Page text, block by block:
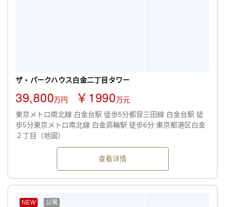
ザ・パークハウス白金二丁目タワー
39,800万円 ￥1990万元
東京メトロ南北線 白金台駅 徒歩5分都営三田線 白金台駅 徒
歩5分東京メトロ南北線 白金高輪駅 徒歩6分:東京都港区白金
２丁目（地図）
查看详情
NEW 公寓